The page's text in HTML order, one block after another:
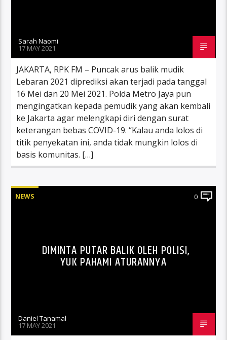
Sarah Naomi
17 MAY 2021
JAKARTA, RPK FM – Puncak arus balik mudik
Lebaran 2021 diprediksi akan terjadi pada tanggal
16 Mei dan 20 Mei 2021. Polda Metro Jaya pun
mengingatkan kepada pemudik yang akan kembali
ke Jakarta agar melengkapi diri dengan surat
keterangan bebas COVID-19. “Kalau anda lolos di
titik penyekatan ini, anda tidak mungkin lolos di
basis komunitas. […]
NEWS 0
DIMINTA PUTAR BALIK OLEH POLISI,
YUK PAHAMI ATURANNYA
Daniel Tanamal
17 MAY 2021